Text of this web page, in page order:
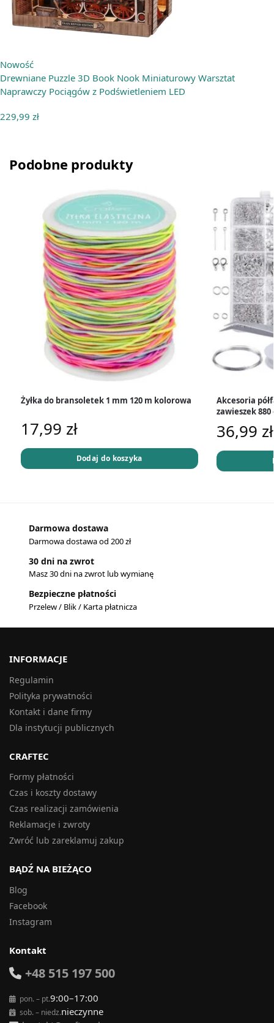
Nowość
Drewniane Puzzle 3D Book Nook Miniaturowy Warsztat
Naprawczy Pociągów z Podświetleniem LED
229,99 zł
Podobne produkty
Żyłka do bransoletek 1 mm 120 m kolorowa
17,99 zł
Dodaj do koszyka
Akcesoria
zawieszek
36,99 zł
Darmowa dostawa
Darmowa dostawa od 200 zł
30 dni na zwrot
Masz 30 dni na zwrot lub wymianę
Bezpieczne płatności
Przelew / Blik / Karta płatnicza
INFORMACJE
Regulamin
Polityka prywatności
Kontakt i dane firmy
Dla instytucji publicznych
CRAFTEC
Formy płatności
Czas i koszty dostawy
Czas realizacji zamówienia
Reklamacje i zwroty
Zwróć lub zareklamuj zakup
BĄDŹ NA BIEŻĄCO
Blog
Facebook
Instagram
Kontakt
+48 515 197 500
pon. – pt.9:00–17:00
sob. – niedz.nieczynne